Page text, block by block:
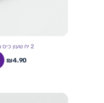
2 יח שעון כיס מיניאטורי ברונזה 1.7 ס"מ
₪4.90